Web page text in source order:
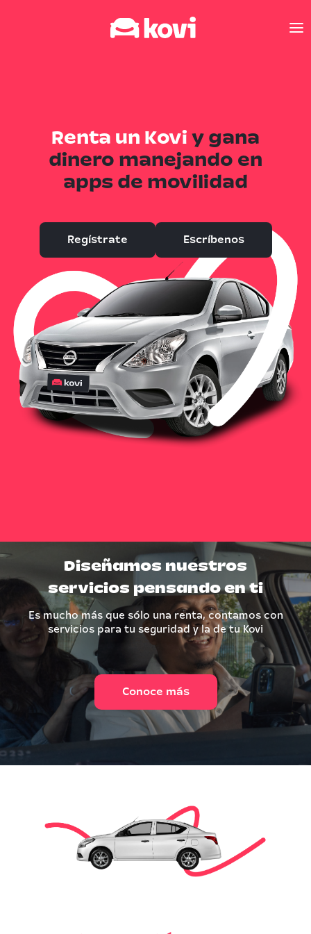
Renta un Kovi y gana
dinero manejando en
apps de movilidad
Regístrate Escríbenos
Diseñamos nuestros
servicios pensando en ti
Es mucho más que sólo una renta, contamos con
servicios para tu seguridad y la de tu Kovi
Conoce más